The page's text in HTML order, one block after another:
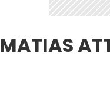
MATIAS